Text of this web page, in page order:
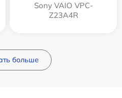
Sony VAIO VPC-
Z23A4R
больше